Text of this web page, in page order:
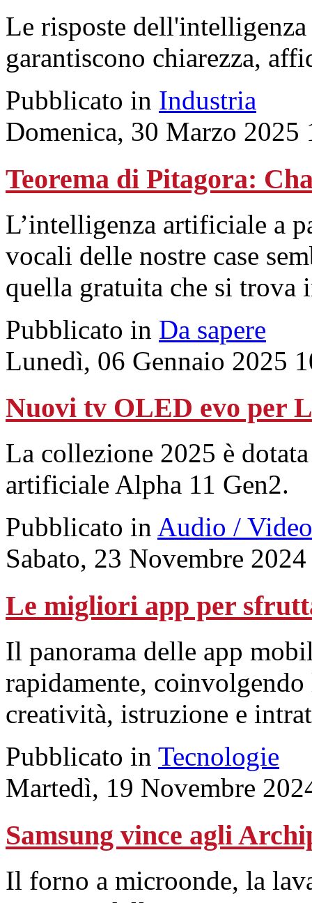
Le risposte
garantiscono chiarezza,
Pubblicato in Industria
Domenica, 30 Marzo 2025
Teorema di Pitagora:
L’intelligenza artificiale a
vocali delle nostre case
quella gratuita che si trova
Pubblicato in Da sapere
Lunedì, 06 Gennaio 2025
Nuovi tv OLED evo per
La collezione 2025 è
artificiale Alpha 11 Gen2.
Pubblicato in Audio / Video
Sabato, 23 Novembre
Le migliori app per
Il panorama delle app
rapidamente,
creatività, istruzione e
Pubblicato in Tecnologie
Martedì, 19 Novembre
Samsung vince agli
Il forno a microonde, la